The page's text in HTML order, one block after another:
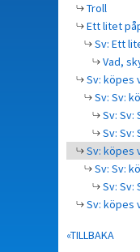
Troll
Ett litet
Sv: Ett
Vad,
Sv: köpes
Sv: Sv:
Sv: Sv:
Sv: Sv:
Sv: köpes
Sv: Sv:
Sv: Sv:
Sv: köpes
«TILLBAKA